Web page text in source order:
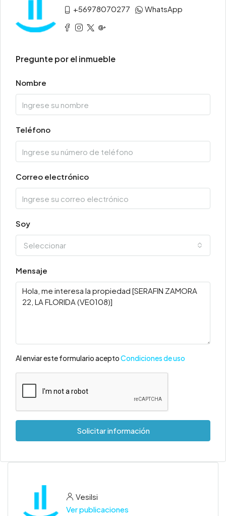
+56978070277
WhatsApp
Pregunte por el inmueble
Nombre
Teléfono
Correo electrónico
Soy
Seleccionar
Mensaje
Al enviar este formulario aceptoCondiciones de uso
Solicitar información
Vesilsi
Ver publicaciones